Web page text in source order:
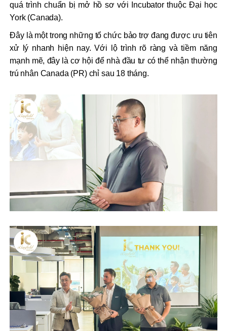
quá trình chuẩn bị mở hồ sơ với Incubator thuộc Đại học
York (Canada).
Đây là một trong những tổ chức bảo trợ đang được ưu tiên
xử lý nhanh hiện nay. Với lộ trình rõ ràng và tiềm năng
mạnh mẽ, đây là cơ hội để nhà đầu tư có thể nhận thường
trú nhân Canada (PR) chỉ sau 18 tháng.